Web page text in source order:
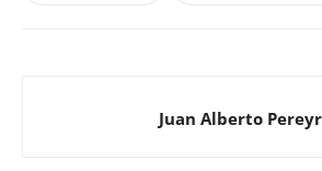
Juan Alberto